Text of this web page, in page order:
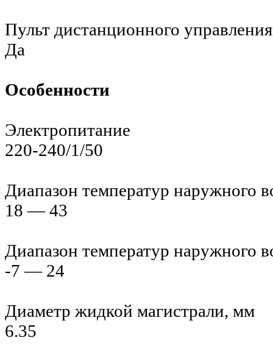
Пульт дистанционного управления
Да
Особенности
Электропитание
220-240/1/50
Диапазон температур наружного
18 — 43
Диапазон температур наружного
-7 — 24
Диаметр жидкой магистрали, мм
6.35